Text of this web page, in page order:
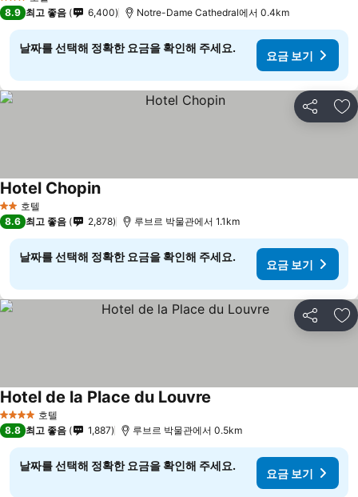
3 성급
8.9 최고 좋음 6,400 Notre-Dame Cathedral에서 0.4km
날짜를 선택해 정확한 요금을 확인해 주세요.
요금 보기
공유 즐
2 성급호텔
Hotel Chopin
8.6 최고 좋음 2,878 루브르 박물관에서 1.1km
날짜를 선택해 정확한 요금을 확인해 주세요.
요금 보기
공유 즐
4 성급 호텔
Hotel de la Place du Louvre
8.8 최고 좋음 1,887 루브르 박물관에서 0.5km
날짜를 선택해 정확한 요금을 확인해 주세요.
요금 보기